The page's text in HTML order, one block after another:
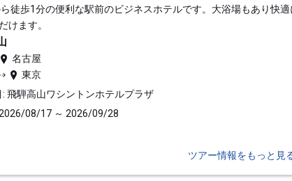
徒歩1分の便利な駅前のビジネスホテルです。大浴場もあり快適
けます。
名古屋
東京
: 飛騨高山ワシントンホテルプラザ
08/17 ～ 2026/09/28
ツアー情報をもっと見